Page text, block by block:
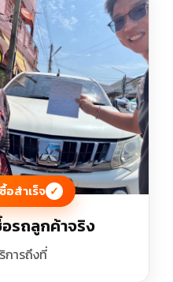
อสำเร็จ ✓
รถลูกค้าจริง
การถึงที่